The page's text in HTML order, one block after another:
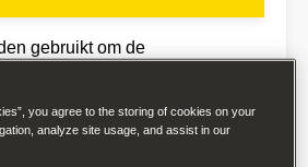
gebruikt om de
niet over de grasmat buigt. Als
strak ligt, bestaat het risico dat
you agree to the storing of cookies on your
analyze site usage, and assist in our